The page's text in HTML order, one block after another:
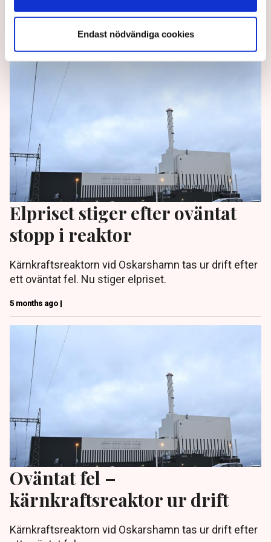
Endast nödvändiga cookies
problem”, säger Peter Krebs hos Mind Energy till TN.
Av: Pontus Nyman
Elpriset stiger efter oväntat
stopp i reaktor
Kärnkraftsreaktorn vid Oskarshamn tas ur drift efter
ett oväntat fel. Nu stiger elpriset.
5 months ago |
Oväntat fel –
kärnkraftsreaktor ur drift
Kärnkraftsreaktorn vid Oskarshamn tas ur drift efter